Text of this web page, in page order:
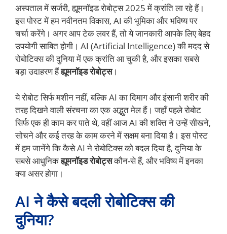
अस्पताल में सर्जरी, ह्यूमनॉइड रोबोट्स 2025 में क्रांति ला रहे हैं।
इस पोस्ट में हम नवीनतम विकास, AI की भूमिका और भविष्य पर
चर्चा करेंगे। अगर आप टेक लवर हैं, तो ये जानकारी आपके लिए बेहद
उपयोगी साबित होगी। AI (Artificial Intelligence) की मदद से
रोबोटिक्स की दुनिया में एक क्रांति आ चुकी है, और इसका सबसे
बड़ा उदाहरण हैंह्यूमनॉइड रोबोट्स।
ये रोबोट सिर्फ मशीन नहीं, बल्कि AI का दिमाग और इंसानी शरीर की
तरह दिखने वाली संरचना का एक अद्भुत मेल हैं। जहाँ पहले रोबोट
सिर्फ एक ही काम कर पाते थे, वहीं आज AI की शक्ति ने उन्हें सीखने,
सोचने और कई तरह के काम करने में सक्षम बना दिया है। इस पोस्ट
में हम जानेंगे कि कैसे AI ने रोबोटिक्स को बदल दिया है, दुनिया के
सबसे आधुनिकह्यूमनॉइड रोबोट्सकौन-से हैं, और भविष्य में इनका
क्या असर होगा।
AI ने कैसे बदली रोबोटिक्स की
दुनिया?